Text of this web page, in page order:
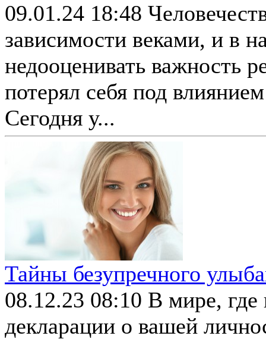
09.01.24 18:48
зависимости веками, и в
недооценивать важность
потерял себя под
Сегодня у...
Тайны безупречного
08.12.23 08:10 В мире, где
декларации о вашей